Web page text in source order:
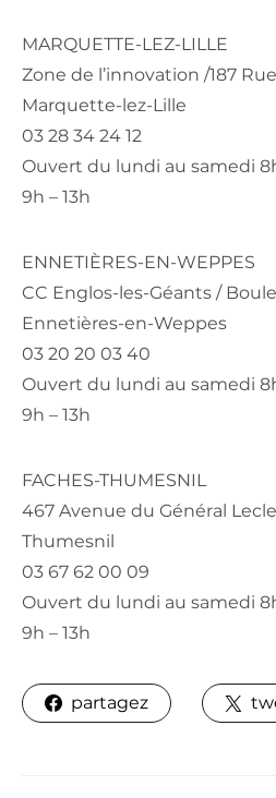
MARQUETTE-LEZ-LILLE
Zone de l’innovation /187
Marquette-lez-Lille
03 28 34 24 12
Ouvert du lundi au samedi
9h – 13h
ENNETIÈRES-EN-WEPPES
CC Englos-les-Géants /
Ennetières-en-Weppes
03 20 20 03 40
Ouvert du lundi au samedi
9h – 13h
FACHES-THUMESNIL
467 Avenue du Général
Thumesnil
03 67 62 00 09
Ouvert du lundi au samedi
9h – 13h
partagez